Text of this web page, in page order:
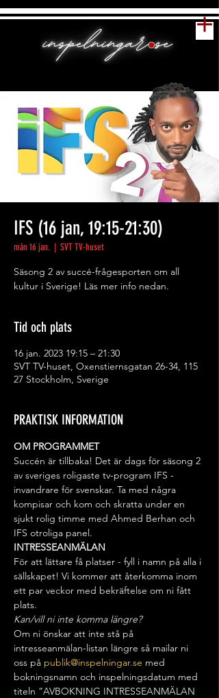
IFS (16 jan, 19:15-21:30)
mån 16 jan.
  |
SVT TV-huset
Säsong 2 av succé-frågesporten om all
kultur i Sverige! Läs mer info nedan.
Tid och plats
16 jan. 2023 19:15 – 21:30
SVT TV-huset, Oxenstiernsgatan 26-34, 115
27 Stockholm, Sverige
PRAKTISK INFORMATION
OM PROGRAMMET
Succén är tillbaka! Det är dags för säsong 2
av sveriges roligaste tv-program IFS -
invandrare för svenskar. Ta med några
kompisar och kom och skratta under en
sjukt rolig timme med Ahmed Berhan och
IFS otroliga panel.
INTRESSEANMÄLAN
För att lättare få platser - fyll i namn på alla i
sällskapet! Vi kommer att återkomma inom
ett par veckor med bekräftelse om ni fått
plats.
Kan/vill ni inte komma längre?
Om ni önskar att inte stå på
intresseanmälan-listan längre så mailar ni
oss på publik@inspelningar.se med
bokningsnamn och inspelningsdatum med
titeln ”AVBOKNING INTRESSEANMÄLAN